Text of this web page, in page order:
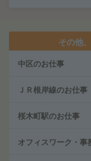
その他
中区のお仕事
ＪＲ根岸線のお仕事
桜木町駅のお仕事
オフィスワーク・事